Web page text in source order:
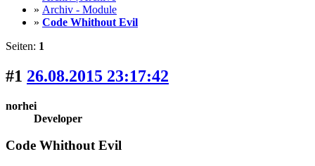
» Archiv - Module
» Code Whithout Evil
Seiten: 1
#1 26.08.2015 23:17:42
norhei
Developer
Code Whithout Evil